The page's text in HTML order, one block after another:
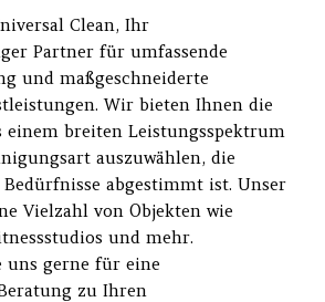
Clean, Ihr
Partner für umfassende
und maßgeschneiderte
Wir bieten Ihnen die
einem breiten Leistungsspektrum
auszuwählen, die
abgestimmt ist. Unser
Vielzahl von Objekten wie
und mehr.
uns gerne für eine
zu Ihren